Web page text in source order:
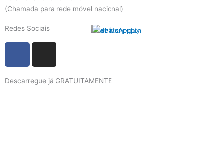
(Chamada para rede móvel nacional)
Redes Sociais
e
t
Descarregue já GRATUITAMENTE